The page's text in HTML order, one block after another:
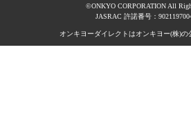
©ONKYO CORPORATION All
JASRAC 許諾番号：
オンキヨーダイレクトはオンキヨー(株)の